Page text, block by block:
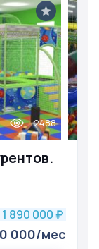
2488
1 890 000 ₽
000/мес